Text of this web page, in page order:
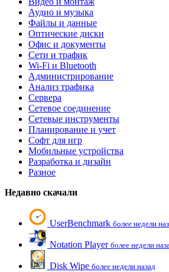
Аудио и музыка
Файлы и данные
Оптические диски
Офис и документы
Сети и трафик
Wi-Fi и Bluetooth
Администрирование
Анализ трафика
Сервера
Сетевое соединение
Сетевые инструменты
Планирование и учет
Софт для игр
Мобильные устройства
Разработка и дизайн
Разное
Недавно скачали
UserBenchmark более недели
Notation Player более недели
Disk Wipe более недели назад